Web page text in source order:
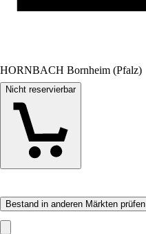
HORNBACH Bornheim (Pfalz)
Nicht reservierbar
Bestand in anderen Märkten prüfen